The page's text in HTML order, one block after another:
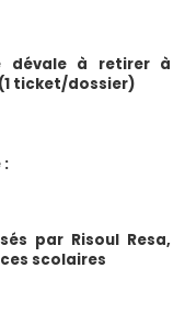
dévale à retirer à
ticket/dossier)
:
par Risoul Resa,
scolaires